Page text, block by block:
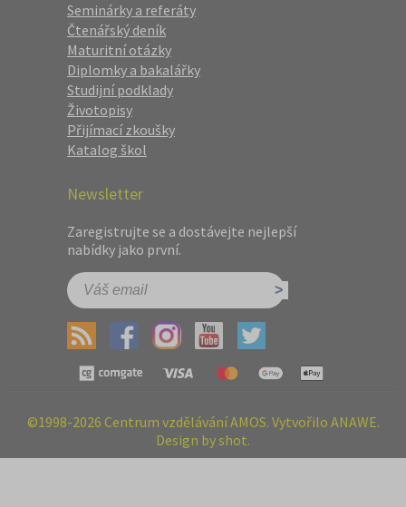
Seminárky a referáty
Čtenářský deník
Maturitní otázky
Diplomky a bakalářky
Studijní podklady
Životopisy
Přijímací zkoušky
Katalog škol
Newsletter
Zaregistrujte se a dostávejte nejlepší
nabídky jako první.
©1998-2026 Centrum vzdělávání AMOS. Vytvořilo ANAWE.
Design by shot.